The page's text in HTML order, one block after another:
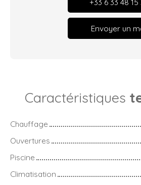
Envoyer un
Caractéristiques
Chauffage
Ouvertures
Piscine
Climatisation